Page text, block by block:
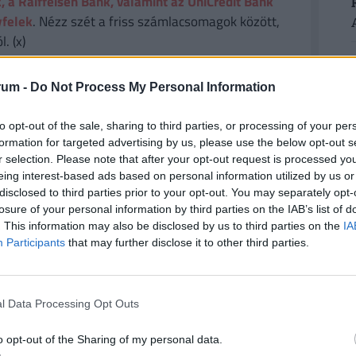
- Do Not Process My Personal Information
opt-out of the sale, sharing to third parties, or processing of your
for targeted advertising by us, please use the below opt-out
selection. Please note that after your opt-out request is processed
interest-based ads based on personal information utilized by us
to third parties prior to your opt-out. You may separately
of your personal information by third parties on the IAB’s list of
This information may also be disclosed by us to third parties on the
Participants that may further disclose it to other third parties.
Data Processing Opt Outs
opt-out of the Sharing of my personal data.
. Nézz szét a friss számlacsomagok között,
(x)
az új rosszindulatú programok
60 ezer új károkozó jelent meg. A cég az első
programot azonosított, egymillióval többet,
70 millió dollárral rövidítette meg:
meg, s csaltak felhasználásukkal.